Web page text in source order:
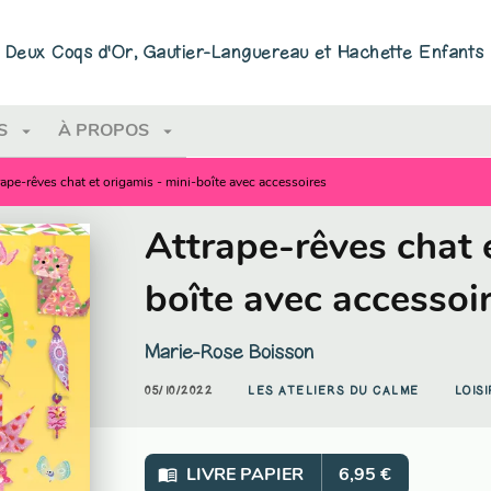
Coqs d'Or, Gautier-Languereau et Hachette Enfants
arrow_drop_down À PROPOS arrow_drop_down
rêves chat et origamis - mini-boîte avec accessoires
Attrape-rêves chat
boîte avec
Marie-Rose Boisson
05/10/2022 LES ATELIERS DU CALME
menu_book LIVRE PAPIER 6,95 €